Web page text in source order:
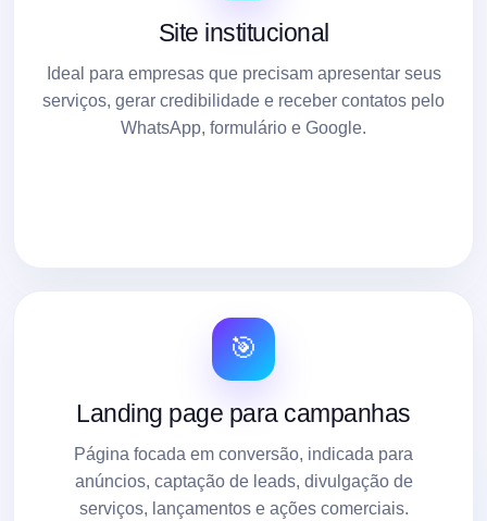
Site institucional
Ideal para empresas que precisam apresentar seus
serviços, gerar credibilidade e receber contatos pelo
WhatsApp, formulário e Google.
🎯
Landing page para campanhas
Página focada em conversão, indicada para
anúncios, captação de leads, divulgação de
serviços, lançamentos e ações comerciais.